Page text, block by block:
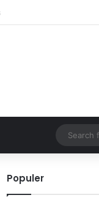
Populer